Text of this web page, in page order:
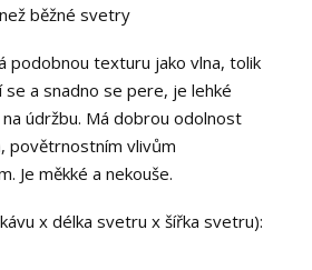
běžné svetry
podobnou texturu jako vlna, tolik
a snadno se pere, je lehké
údržbu. Má dobrou odolnost
povětrnostním vlivům
Je měkké a nekouše.
x délka svetru x šířka svetru):